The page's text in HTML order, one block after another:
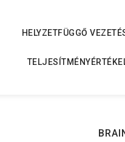
HELYZETFÜGGŐ